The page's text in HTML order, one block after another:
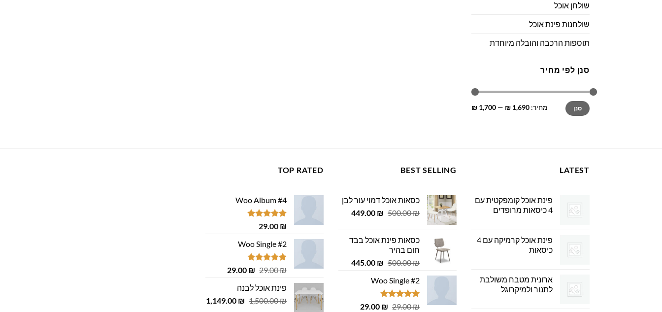
שולחן אוכל
שולחנות פינת אוכל
תוספות הרכבה והובלה מיוחדת
סנן לפי מחיר
מחיר
מינימלי
מחיר
מקסימלי
סנן מחיר: 1,690 ₪
—
1,700 ₪
LATEST
פינת אוכל קומפקטית עם
4 כיסאות מרופדים
פינת אוכל קרמיקה עם 4
כיסאות
ארונית מטבח משולבת
לתנור ולמיקרוגל
BEST SELLING
כסאות אוכל דמוי עור לבן
500.00₪
המחיר
500.00 ₪.
449.00 ₪
המחיר
449.00 ₪.כסאות פינת אוכל בבד
חום בהיר
500.00₪
המחיר
היה:
500.00 ₪.
445.00 ₪
המחיר
Woo Single #2
דורג4.75
29.00₪
המחיר
29.00 ₪
המחיר
TOP RATED
Woo Album #4
דורג5.00
29.00 ₪
Woo Single #2
דורג4.75
29.00₪
המחיר
היה:
29.00 ₪.
29.00 ₪
המחיר
29.00 ₪.
פינת אוכל לבנה
1,500.00₪
המחיר
1,149.00 ₪
המחיר